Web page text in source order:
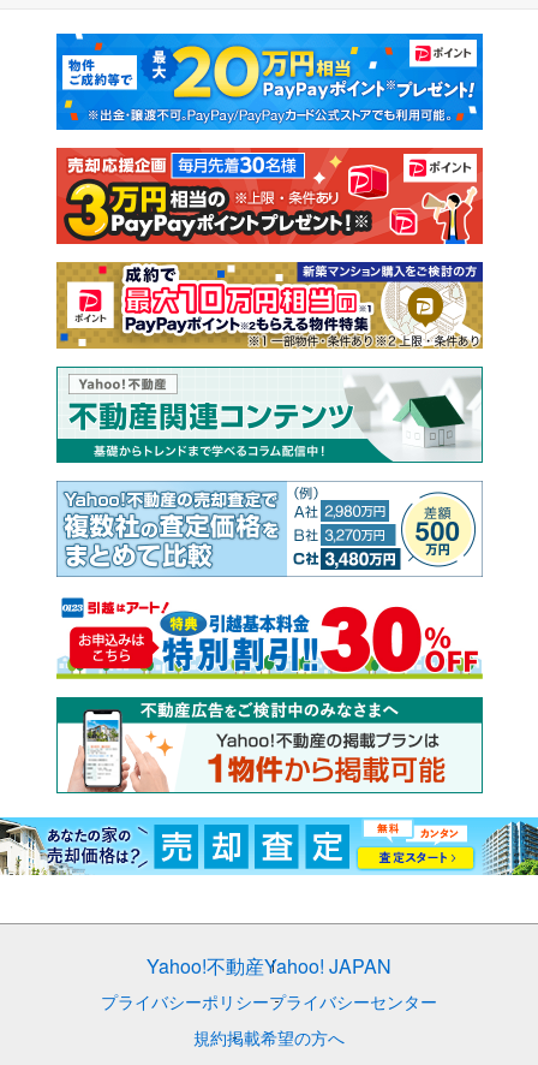
新築マンション 中古マンション
新築一戸建て 中古一戸建て
注文住宅 土地
売却査定
マンションカタログ 教えて！住まいの先生
Yahoo!不動産Yahoo! JAPAN
プライバシーポリシープライバシーセンター
規約掲載希望の方へ